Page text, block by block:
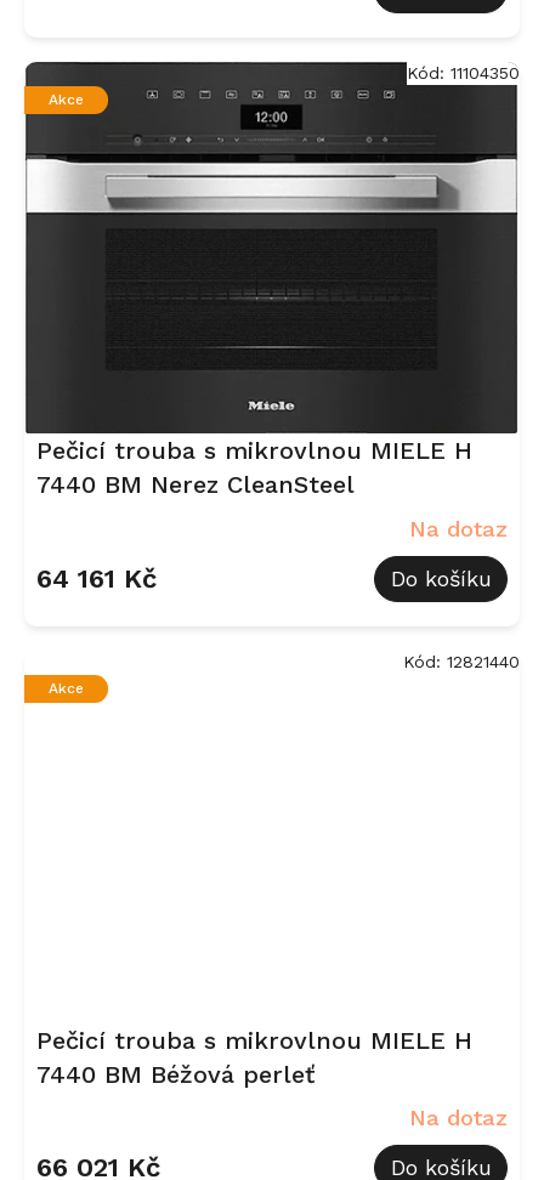
Akce
Pečicí trouba s mikrovlnou MIELE H
7440 BM Nerez CleanSteel
Na dotaz
64 161 Kč Do košíku
Kód: 11104350
Akce
Pečicí trouba s mikrovlnou MIELE H
7440 BM Béžová perleť
Na dotaz
66 021 Kč Do košíku
Kód: 12821440